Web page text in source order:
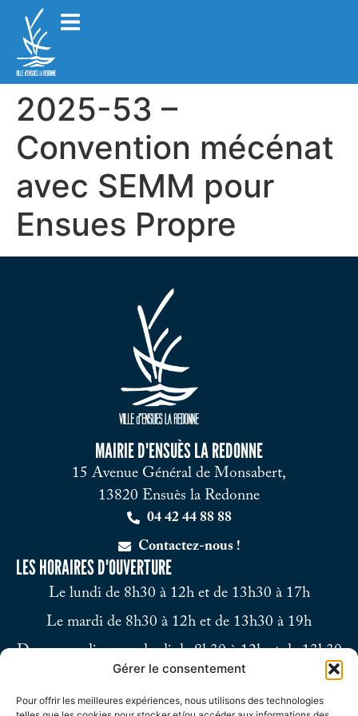
Gérer le consentement
Pour offrir les meilleures expériences, nous utilisons des technologies
2025-53 –
Convention mécénat
avec SEMM pour
Ensues Propre
MAIRIE D'ENSUÈS LA REDONNE
15 Avenue Général de Monsabert,
13820 Ensuès la Redonne
04 42 44 88 88
Contactez-nous !
LES HORAIRES D'OUVERTURE
Le lundi de 8h30 à 12h et de 13h30 à 17h
Le mardi de 8h30 à 12h et de 13h30 à 19h
Du mercredi au vendredi de 8h30 à 12h et de 13h30
Le samedi de 9h à 12h